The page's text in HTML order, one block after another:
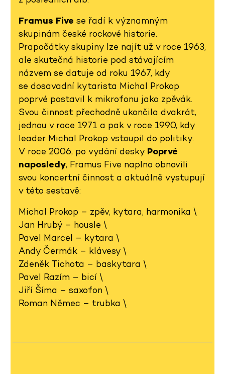
Framus Five se řadí k významným
skupinám české rockové historie.
Prapočátky skupiny lze najít už v roce 1963,
ale skutečná historie pod stávajícím
názvem se datuje od roku 1967, kdy
se dosavadní kytarista Michal Prokop
poprvé postavil k mikrofonu jako zpěvák.
Svou činnost přechodně ukončila dvakrát,
jednou v roce 1971 a pak v roce 1990, kdy
leader Michal Prokop vstoupil do politiky.
V roce 2006, po vydání desky Poprvé
naposledy, Framus Five naplno obnovili
svou koncertní činnost a aktuálně vystupují
v této sestavě:
Michal Prokop – zpěv, kytara, harmonika \
Jan Hrubý – housle \
Pavel Marcel – kytara \
Andy Čermák – klávesy \
Zdeněk Tichota – baskytara \
Pavel Razím – bicí \
Jiří Šíma – saxofon \
Roman Němec – trubka \